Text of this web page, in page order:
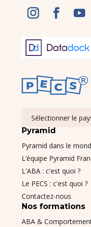
Sélectionner le
Pyramid
Pyramid dans le
L’équipe Pyramid
L'ABA : c'est quoi ?
Le PECS : c'est quoi ?
Contactez-nous
Nos formations
ABA &